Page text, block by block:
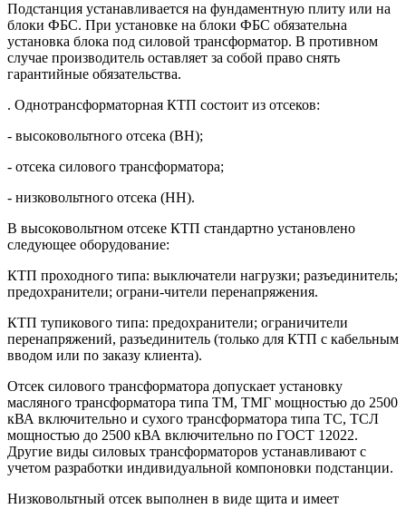
Подстанция устанавливается на фундаментную плиту или на
блоки ФБС. При установке на блоки ФБС обязательна
установка блока под силовой трансформатор. В противном
случае производитель оставляет за собой право снять
гарантийные обязательства.
. Однотрансформаторная КТП состоит из отсеков:
- высоковольтного отсека (ВН);
- отсека силового трансформатора;
- низковольтного отсека (НН).
В высоковольтном отсеке КТП стандартно установлено
следующее оборудование:
КТП проходного типа: выключатели нагрузки; разъединитель;
предохранители; ограни-чители перенапряжения.
КТП тупикового типа: предохранители; ограничители
перенапряжений, разъединитель (только для КТП с кабельным
вводом или по заказу клиента).
Отсек силового трансформатора допускает установку
масляного трансформатора типа ТМ, ТМГ мощностью до 2500
кВА включительно и сухого трансформатора типа ТС, ТСЛ
мощностью до 2500 кВА включительно по ГОСТ 12022.
Другие виды силовых трансформаторов устанавливают с
учетом разработки индивидуальной компоновки подстанции.
Низковольтный отсек выполнен в виде щита и имеет